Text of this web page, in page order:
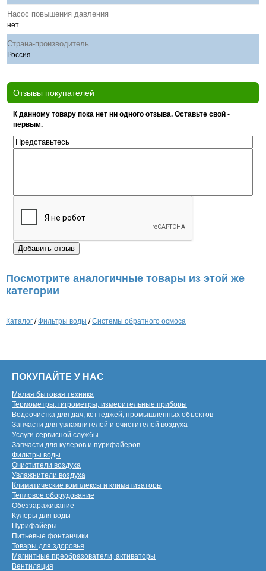
Насос повышения давления
нет
Страна-производитель
Россия
Отзывы покупателей
К данному товару пока нет ни одного отзыва. Оставьте свой -
первым.
Посмотрите аналогичные товары из этой же
категории
Каталог /Фильтры воды /Системы обратного осмоса
ПОКУПАЙТЕ У НАС
Малая бытовая техника
Термометры, гигрометры, измерительные приборы
Водоочистка для дач, коттеджей, промышленных объектов
Запчасти для увлажнителей и очистителей воздуха
Услуги сервисной службы
Запчасти для кулеров и пурифайеров
Фильтры воды
Очистители воздуха
Увлажнители воздуха
Климатические комплексы и климатизаторы
Тепловое оборудование
Обеззараживание
Кулеры для воды
Пурифайеры
Питьевые фонтанчики
Товары для здоровья
Магнитные преобразователи, активаторы
Вентиляция